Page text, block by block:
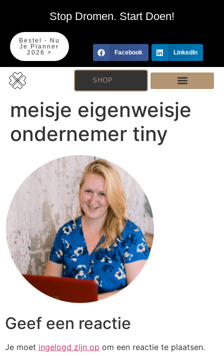
Stop Dromen. Start Doen!
Bestel - Nu
Je Planner
2026 >
Facebook LinkedIn
SHOP
meisje eigenweisje
ondernemer tiny
Geef een reactie
Je moet ingelogd zijn op om een reactie te plaatsen.